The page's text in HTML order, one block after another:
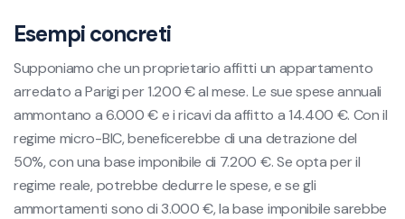
Esempi concreti
Supponiamo che un proprietario affitti un appartamento
arredato a Parigi per 1.200 € al mese. Le sue spese annuali
ammontano a 6.000 € e i ricavi da affitto a 14.400 €. Con il
regime micro-BIC, beneficerebbe di una detrazione del
50%, con una base imponibile di 7.200 €. Se opta per il
regime reale, potrebbe dedurre le spese, e se gli
ammortamenti sono di 3.000 €, la base imponibile sarebbe